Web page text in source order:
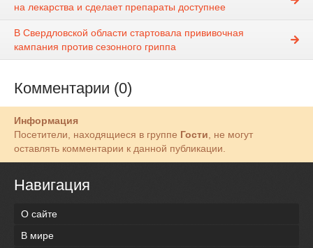
на лекарства и сделает препараты доступнее
В Свердловской области стартовала прививочная
кампания против сезонного гриппа
Комментарии (0)
Информация
Посетители, находящиеся в группе Гости , не могут
оставлять комментарии к данной публикации.
Навигация
О сайте
В мире